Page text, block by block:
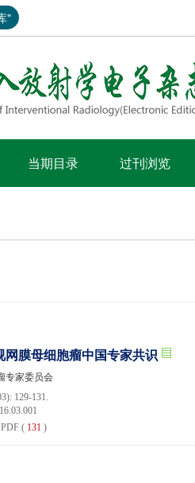
"
当期目录 过刊浏览
膜母细胞瘤中国专家共识
专家委员会
129-131.
PDF ( 131 )